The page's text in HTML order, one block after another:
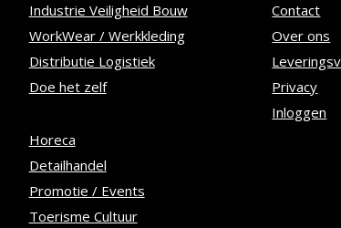
optie
kan
Industrie Veiligheid Bouw
WorkWear / Werkkleding
Distributie Logistiek
Doe het zelf
Horeca
Detailhandel
Promotie / Events
Toerisme Cultuur
Contact
Over ons
Privacy
Inloggen